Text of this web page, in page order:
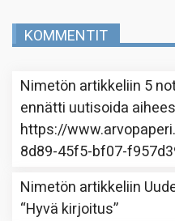
KOMMENTIT
Nimetön artikkeliin 5
ennätti uutisoida
https://
8d89-45f5-bf07-
Nimetön artikkeliin
“Hyvä kirjoitus”